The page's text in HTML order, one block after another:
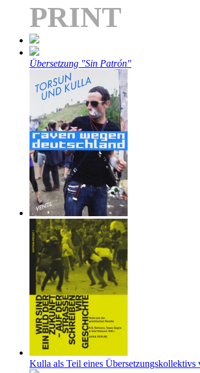
PRINT
Übersetzung "Sin Patrón"
Kulla als Teil eines